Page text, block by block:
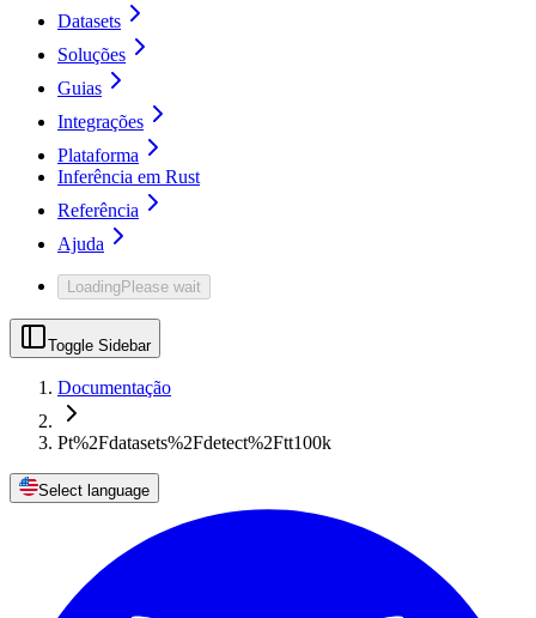
Datasets
Soluções
Guias
Integrações
Plataforma
Inferência em Rust
Referência
Ajuda
LoadingPlease wait
Toggle Sidebar
Documentação
Pt%2Fdatasets%2Fdetect%2Ftt100k
Select language